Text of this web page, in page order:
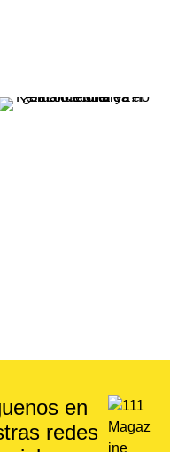
en
redes